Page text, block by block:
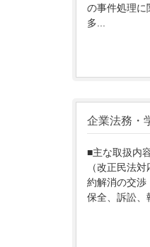
の事件処理に
多...
企業法務・
■主な取扱内
（改正民法
約解消の交渉
保全、訴訟、